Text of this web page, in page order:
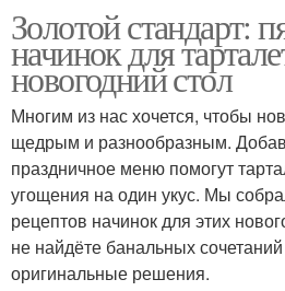
Золотой стандарт:
начинок для
новогодний стол
Многим из нас хочется, чтобы
щедрым и разнообразным.
праздничное меню помогут
угощения на один укус. Мы
рецептов начинок для этих
не найдёте банальных
оригинальные решения.